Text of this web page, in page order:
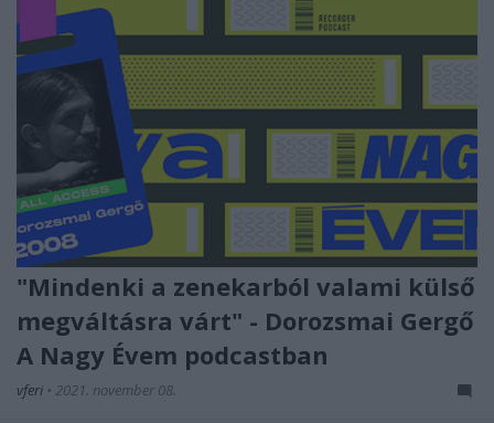
"Mindenki a zenekarból valami külső
megváltásra várt" - Dorozsmai Gergő
A Nagy Évem podcastban
vferi • 2021. november 08.